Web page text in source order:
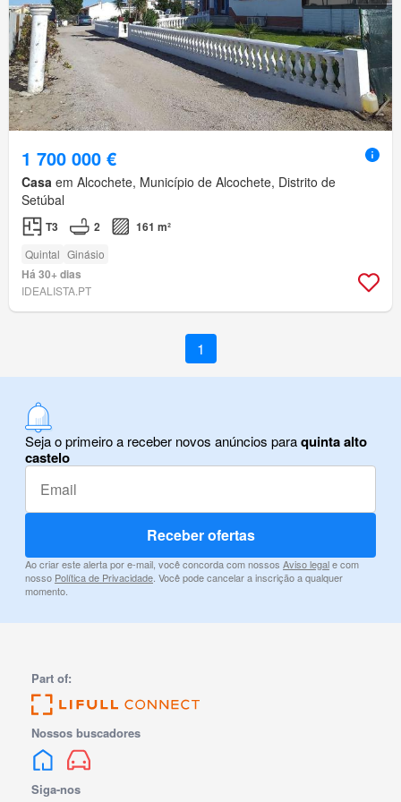
1 700 000 €
Casa em Alcochete, Município de Alcochete, Distrito de
Setúbal
T3 2 161 m²
Quintal Ginásio
Há 30+ dias
IDEALISTA.PT
1
Seja o primeiro a receber novos anúncios paraquinta alto
castelo
Receber ofertas
Ao criar este alerta por e-mail, você concorda com nossos Aviso legale com
nosso Política de Privacidade . Você pode cancelar a inscrição a qualquer
momento.
Part of:
Nossos buscadores
Siga-nos